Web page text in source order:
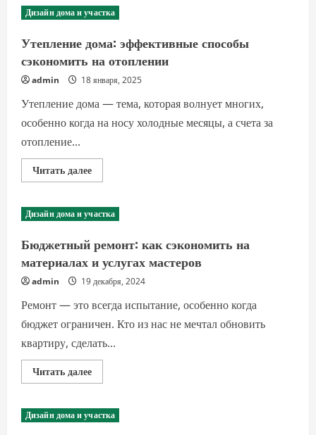
мебели:
свежий
лишних
затрат
и
ремонта
Дизайн дома и участка
Утепление дома: эффективные способы
сэкономить на отоплении
admin 18 января, 2025
Утепление дома — тема, которая волнует многих,
особенно когда на носу холодные месяцы, а счета за
отопление...
Читать далееПрочитать
больше
дома:
эффективные
сэкономить
на
отоплении
Дизайн дома и участка
Бюджетный ремонт: как сэкономить на
материалах и услугах мастеров
admin 19 декабря, 2024
Ремонт — это всегда испытание, особенно когда
бюджет ограничен. Кто из нас не мечтал обновить
квартиру, сделать...
Читать далееПрочитать
больше
ремонт:
как
Дизайн дома и участка